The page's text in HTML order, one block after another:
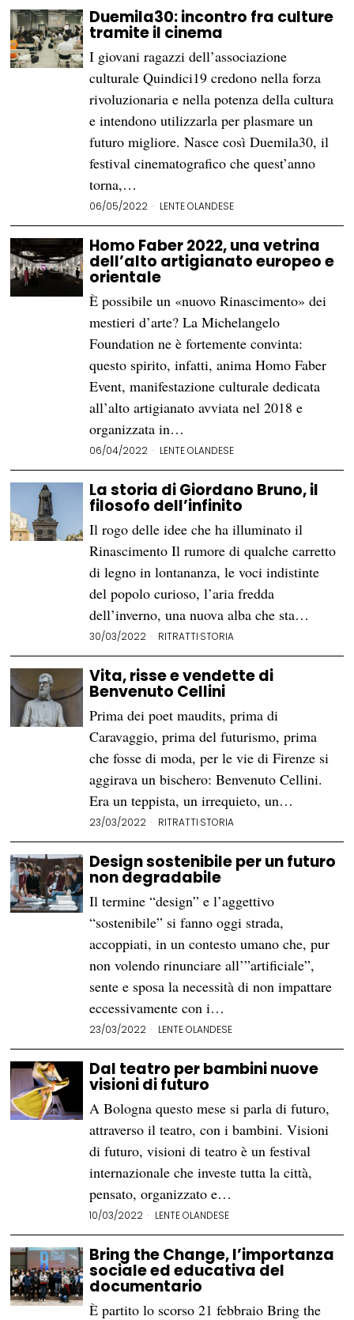
Duemila30: incontro fra culture
tramite il cinema
I giovani ragazzi dell’associazione
culturale Quindici19 credono nella forza
rivoluzionaria e nella potenza della cultura
e intendono utilizzarla per plasmare un
futuro migliore. Nasce così Duemila30, il
festival cinematografico che quest’anno
torna,…
06/05/2022 LENTE OLANDESE
Homo Faber 2022, una vetrina
dell’alto artigianato europeo e
orientale
È possibile un «nuovo Rinascimento» dei
mestieri d’arte? La Michelangelo
Foundation ne è fortemente convinta:
questo spirito, infatti, anima Homo Faber
Event, manifestazione culturale dedicata
all’alto artigianato avviata nel 2018 e
organizzata in…
06/04/2022 LENTE OLANDESE
La storia di Giordano Bruno, il
filosofo dell’infinito
Il rogo delle idee che ha illuminato il
Rinascimento Il rumore di qualche carretto
di legno in lontananza, le voci indistinte
del popolo curioso, l’aria fredda
dell’inverno, una nuova alba che sta…
30/03/2022 RITRATTI·STORIA
Vita, risse e vendette di
Benvenuto Cellini
Prima dei poet maudits, prima di
Caravaggio, prima del futurismo, prima
che fosse di moda, per le vie di Firenze si
aggirava un bischero: Benvenuto Cellini.
Era un teppista, un irrequieto, un…
23/03/2022 RITRATTI·STORIA
Design sostenibile per un futuro
non degradabile
Il termine “design” e l’aggettivo
“sostenibile” si fanno oggi strada,
accoppiati, in un contesto umano che, pur
non volendo rinunciare all’”artificiale”,
sente e sposa la necessità di non impattare
eccessivamente con i…
23/03/2022 LENTE OLANDESE
Dal teatro per bambini nuove
visioni di futuro
A Bologna questo mese si parla di futuro,
attraverso il teatro, con i bambini. Visioni
di futuro, visioni di teatro è un festival
internazionale che investe tutta la città,
pensato, organizzato e…
10/03/2022 LENTE OLANDESE
Bring the Change, l’importanza
sociale ed educativa del
documentario
È partito lo scorso 21 febbraio Bring the